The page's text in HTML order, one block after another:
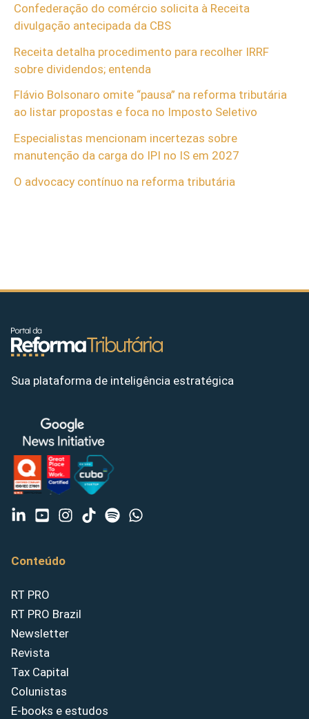
Confederação do comércio solicita à Receita
divulgação antecipada da CBS
Receita detalha procedimento para recolher IRRF
sobre dividendos; entenda
Flávio Bolsonaro omite “pausa” na reforma tributária
ao listar propostas e foca no Imposto Seletivo
Especialistas mencionam incertezas sobre
manutenção da carga do IPI no IS em 2027
O advocacy contínuo na reforma tributária
Sua plataforma de inteligência estratégica
Conteúdo
RT PRO
RT PRO Brazil
Newsletter
Revista
Tax Capital
Colunistas
E-books e estudos